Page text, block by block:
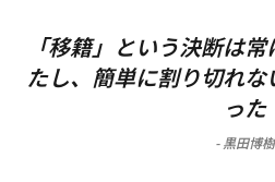
「移籍」という決断は
たし、簡単に割り切れ
った
-黒田博樹